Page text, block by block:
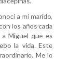
a mi marido,
los años cada
a Miguel que es
la vida. Este
Me lo